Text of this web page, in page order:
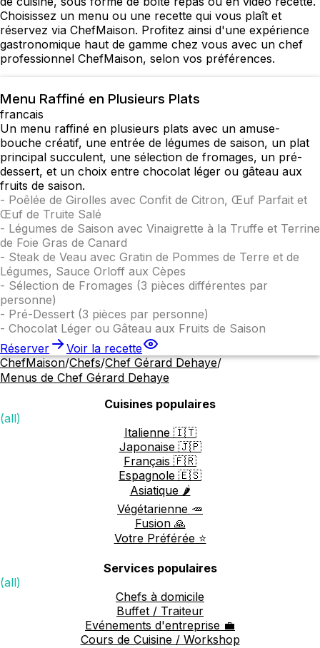
Choisissez un menu ou une recette qui vous plaît et
réservez via ChefMaison. Profitez ainsi d'une expérience
gastronomique haut de gamme chez vous avec un chef
professionnel ChefMaison, selon vos préférences.
Menu Raffiné en Plusieurs Plats
francais
Un menu raffiné en plusieurs plats avec un amuse-
bouche créatif, une entrée de légumes de saison, un plat
principal succulent, une sélection de fromages, un pré-
dessert, et un choix entre chocolat léger ou gâteau aux
fruits de saison.
- Poêlée de Girolles avec Confit de Citron, Œuf Parfait et
Œuf de Truite Salé
- Légumes de Saison avec Vinaigrette à la Truffe et Terrine
de Foie Gras de Canard
- Steak de Veau avec Gratin de Pommes de Terre et de
Légumes, Sauce Orloff aux Cèpes
- Sélection de Fromages (3 pièces différentes par
personne)
- Pré-Dessert (3 pièces par personne)
- Chocolat Léger ou Gâteau aux Fruits de Saison
Réserver
Voir la recette
ChefMaison/Chefs/Chef Gérard Dehaye/
Menus de Chef Gérard Dehaye
Cuisines populaires
(all)
Italienne 🇮🇹
Japonaise 🇯🇵
Français 🇫🇷
Espagnole 🇪🇸
Asiatique 🌶️
Végétarienne 🥕
Fusion 🙏
Votre Préférée ⭐️
Services populaires
(all)
Chefs à domicile
Buffet / Traiteur
Evénements d'entreprise 💼
Cours de Cuisine / Workshop